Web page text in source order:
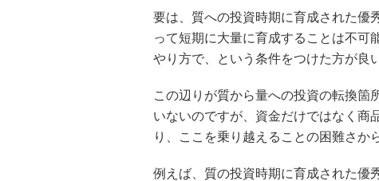
要は、質への投資時期に育成された優
って短期に大量に育成することは不可
やり方で、という条件をつけた方が良
この辺りが質から量への投資の転換箇
いないのですが、資金だけではなく商
り、ここを乗り越えることの困難さか
例えば、質の投資時期に育成された優